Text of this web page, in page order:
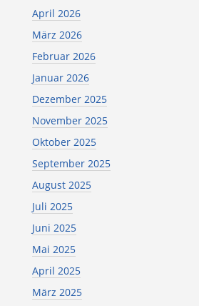
April 2026
März 2026
Februar 2026
Januar 2026
Dezember 2025
November 2025
Oktober 2025
September 2025
August 2025
Juli 2025
Juni 2025
Mai 2025
April 2025
März 2025